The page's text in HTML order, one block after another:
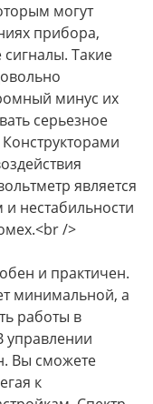
могут
прибора,
Такие
минус их
серьезное
является
нестабильности
/>
и практичен.
минимальной, а
работы в
управлении
Вы сможете
к